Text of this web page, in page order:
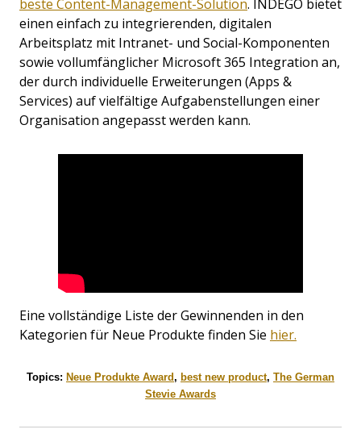
beste Content-Management-Solution. INDEGO bietet
einen einfach zu integrierenden, digitalen
Arbeitsplatz mit Intranet- und Social-Komponenten
sowie vollumfänglicher Microsoft 365 Integration an,
der durch individuelle Erweiterungen (Apps &
Services) auf vielfältige Aufgabenstellungen einer
Organisation angepasst werden kann.
Eine vollständige Liste der Gewinnenden in den
Kategorien für Neue Produkte finden Sie hier.
Topics: Neue Produkte Award, best new product, The German
Stevie Awards